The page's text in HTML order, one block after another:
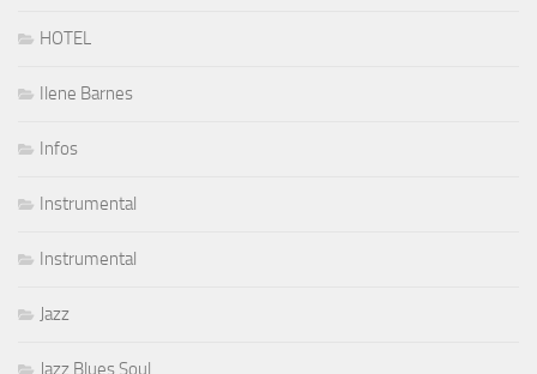
HOTEL
Ilene Barnes
Infos
Instrumental
Instrumental
Jazz
Jazz Blues Soul